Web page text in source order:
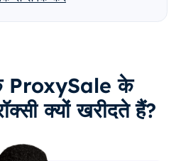
ProxySale के
क्यों खरीदते हैं?